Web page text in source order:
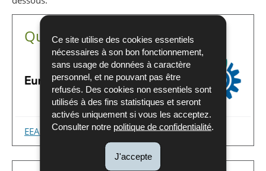
Ce site utilise des cookies essentiels
nécessaires à son bon fonctionnement,
sans usage de données à caractère
personnel, et ne pouvant pas être
refusés. Des cookies non essentiels sont
utilisés à des fins statistiques et seront
activés uniquement si vous les acceptez.
Consulter notre politique de confidentialité.
J'accepte
Quiet Areas Europe
EEA - Mapping Europe’s quiet areas